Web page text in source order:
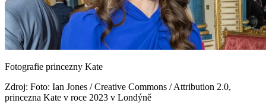
Fotografie princezny Kate
Zdroj: Foto: Ian Jones / Creative Commons / Attribution 2.0,
princezna Kate v roce 2023 v Londýně